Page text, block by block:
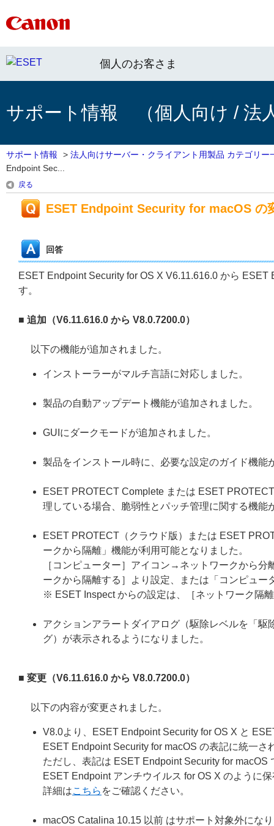
個人のお客さま
サポート情報 （個人向け / 法
サポート情報 > 法人向けサーバー・クライアント用製品 カテゴリー
Endpoint Sec...
戻る
ESET Endpoint Security for macOS の
回答
ESET Endpoint Security for OS X V6.11.616.0 から
す。
■ 追加（V6.11.616.0 から V8.0.7200.0）
以下の機能が追加されました。
インストーラーがマルチ言語に対応しました。
製品の自動アップデート機能が追加されました。
GUIにダークモードが追加されました。
製品をインストール時に、必要な設定のガイド機能
ESET PROTECT Complete または ESET
理している場合、脆弱性とパッチ管理に関する機能
ESET PROTECT（クラウド版）または ESET
ークから隔離」機能が利用可能となりました。
［コンピューター］アイコン→ネットワークから
ークから隔離する］より設定、または「コンピュ
※ ESET Inspect からの設定は、［ネットワーク隔
アクションアラートダイアログ（駆除レベルを「
グ）が表示されるようになりました。
■ 変更（V6.11.616.0 から V8.0.7200.0）
以下の内容が変更されました。
V8.0より、ESET Endpoint Security for OS X と
ESET Endpoint Security for macOS の表記に統一さ
ただし、表記は ESET Endpoint Security for
ESET Endpoint アンチウイルス for OS X のように
詳細はこちら をご確認ください。
macOS Catalina 10.15 以前 はサポート対象外にな